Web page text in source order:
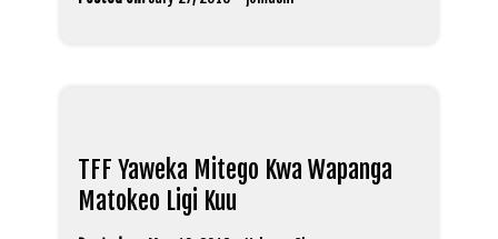
TFF Yaweka Mitego Kwa Wapanga
Matokeo Ligi Kuu